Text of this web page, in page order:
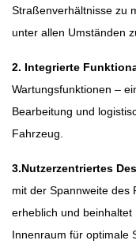
Straßenverhältnisse zu
unter allen Umständen
2. Integrierte
Wartungsfunktionen –
Bearbeitung und
Fahrzeug.
3.Nutzerzentriertes
mit der Spannweite des
erheblich und
Innenraum für optimale